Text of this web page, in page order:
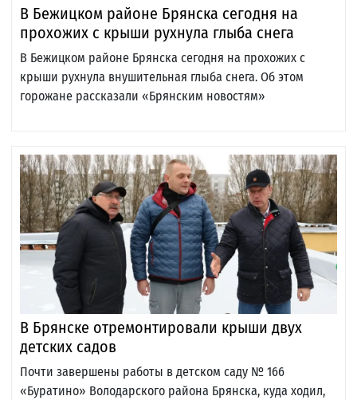
В Бежицком районе Брянска сегодня на
прохожих с крыши рухнула глыба снега
В Бежицком районе Брянска сегодня на прохожих с
крыши рухнула внушительная глыба снега. Об этом
горожане рассказали «Брянским новостям»
В Брянске отремонтировали крыши двух
детских садов
Почти завершены работы в детском саду № 166
«Буратино» Володарского района Брянска, куда ходил,